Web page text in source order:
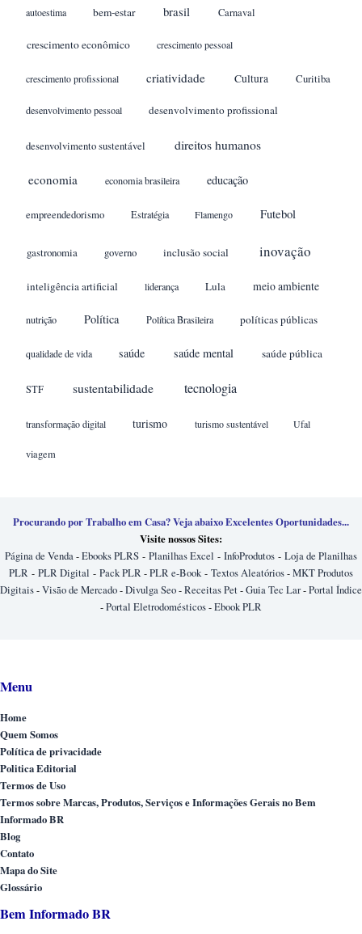
autoestima bem-estar brasil Carnaval
crescimento econômico crescimento pessoal
crescimento profissional criatividade Cultura Curitiba
desenvolvimento pessoal desenvolvimento profissional
desenvolvimento sustentável direitos humanos
economia economia brasileira educação
empreendedorismo Estratégia Flamengo Futebol
gastronomia governo inclusão social inovação
inteligência artificial liderança Lula meio ambiente
nutrição Política Política Brasileira políticas públicas
qualidade de vida saúde saúde mental saúde pública
STF sustentabilidade tecnologia
transformação digital turismo turismo sustentável Ufal
viagem
Procurando por Trabalho em Casa? Veja abaixo Excelentes Oportunidades...
Visite nossos Sites:
Página de Venda-Ebooks PLRS - Planilhas Excel - InfoProdutos - Loja de Planilhas
PLR - PLR Digital - Pack PLR-PLR e-Book- Textos Aleatórios-MKT Produtos
Digitais-Visão de Mercado-Divulga Seo-Receitas Pet-Guia Tec Lar-Portal Índice
-Portal Eletrodomésticos-Ebook PLR
Menu
Home
Quem Somos
Política de privacidade
Politica Editorial
Termos de Uso
Termos sobre Marcas, Produtos, Serviços e Informações Gerais no Bem
Informado BR
Blog
Contato
Mapa do Site
Glossário
Bem Informado BR